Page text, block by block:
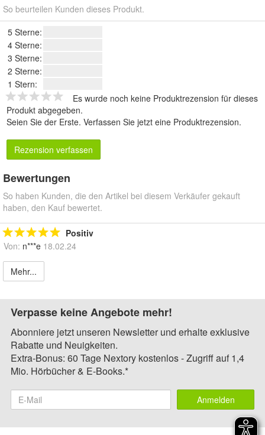
So beurteilen Kunden dieses Produkt.
5 Sterne:
4 Sterne:
3 Sterne:
2 Sterne:
1 Stern:
Es wurde noch keine Produktrezension für dieses
Produkt abgegeben.
Seien Sie der Erste. Verfassen Sie jetzt eine Produktrezension.
Rezension verfassen
Bewertungen
So haben Kunden, die den Artikel bei diesem Verkäufer gekauft
haben, den Kauf bewertet.
Positiv
Von: n***e 18.02.24
Mehr...
Verpasse keine Angebote mehr!
Abonniere jetzt unseren Newsletter und erhalte exklusive
Rabatte und Neuigkeiten.
Extra-Bonus: 60 Tage Nextory kostenlos - Zugriff auf 1,4
Mio. Hörbücher & E-Books.*
Anmelden